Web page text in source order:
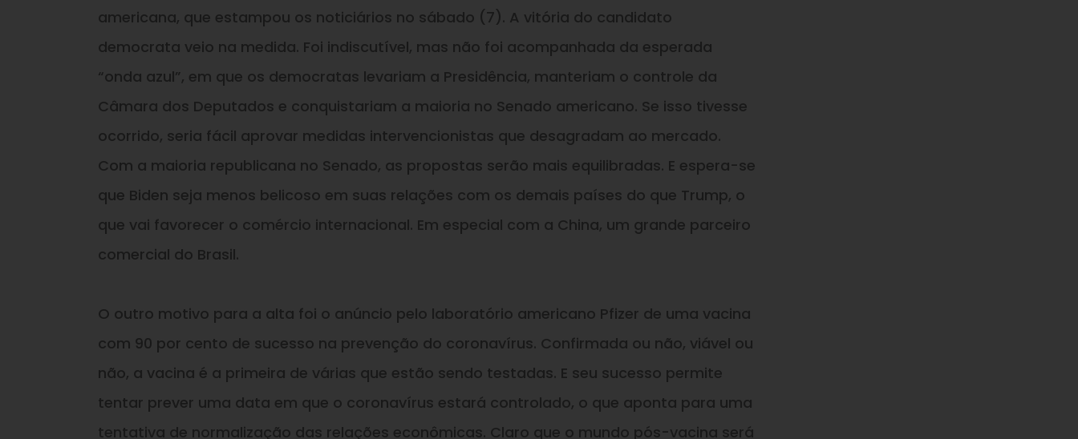
americana, que estampou os noticiários no sábado (7). A vitória do candidato
democrata veio na medida. Foi indiscutível, mas não foi acompanhada da esperada
“onda azul”, em que os democratas levariam a Presidência, manteriam o controle da
Câmara dos Deputados e conquistariam a maioria no Senado americano. Se isso tivesse
ocorrido, seria fácil aprovar medidas intervencionistas que desagradam ao mercado.
Com a maioria republicana no Senado, as propostas serão mais equilibradas. E espera-se
que Biden seja menos belicoso em suas relações com os demais países do que Trump, o
que vai favorecer o comércio internacional. Em especial com a China, um grande parceiro
comercial do Brasil.
O outro motivo para a alta foi o anúncio pelo laboratório americano Pfizer de uma vacina
com 90 por cento de sucesso na prevenção do coronavírus. Confirmada ou não, viável ou
não, a vacina é a primeira de várias que estão sendo testadas. E seu sucesso permite
tentar prever uma data em que o coronavírus estará controlado, o que aponta para uma
tentativa de normalização das relações econômicas. Claro que o mundo pós-vacina será